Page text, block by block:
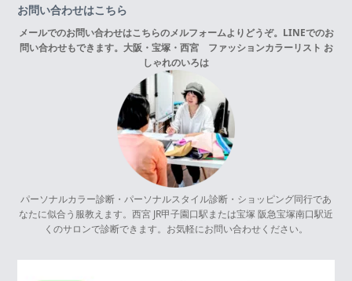
お問い合わせはこちら
メールでのお問い合わせはこちらのメルフォームよりどうぞ。LINEでのお
問い合わせもできます。 大阪・宝塚・西宮 ファッションカラーリスト お
しゃれのいろは
パーソナルカラー診断・パーソナルスタイル診断・ショッピング同行であ
なたに似合う服教えます。西宮 JR甲子園口駅または宝塚 阪急宝塚南口駅近
くのサロンで診断できます。お気軽にお問い合わせください。